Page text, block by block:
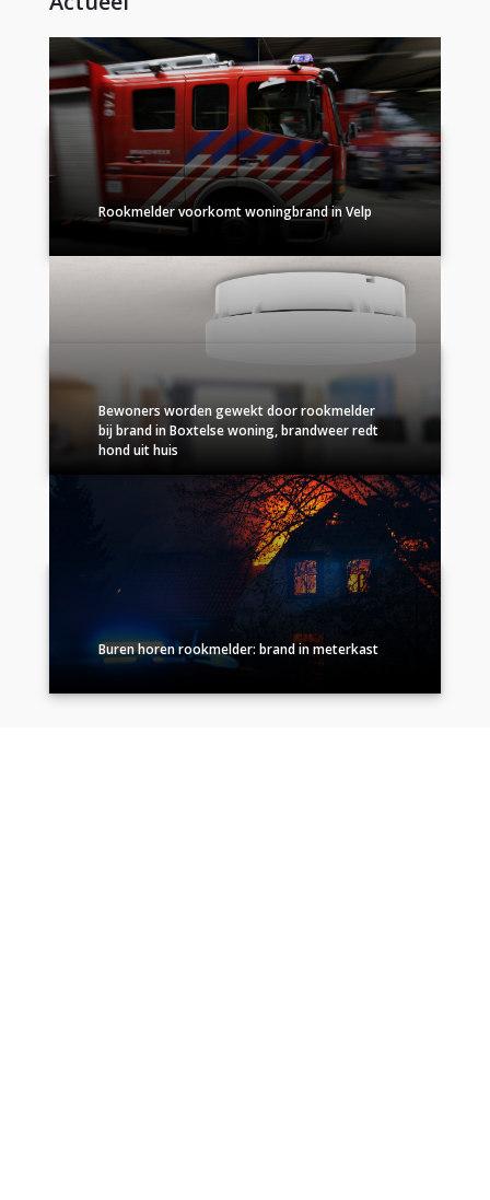
Rookmelder voorkomt woningbrand in Velp
Bewoners worden gewekt door rookmelder
bij brand in Boxtelse woning, brandweer redt
hond uit huis
Buren horen rookmelder: brand in meterkast